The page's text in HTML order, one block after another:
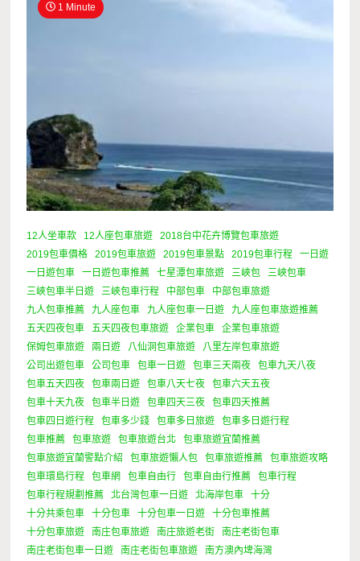
1 Minute
12人坐車款 12人座包車旅遊
2018台中花卉博覽包車旅遊
2019包車價格
2019包車旅遊 2019包車景點 2019包車行程
一日遊
一日遊包車
一日遊包車推薦 七星潭包車旅遊 三峽包
三峽包車
三峽包車半日遊
三峽包車行程 中部包車
中部包車旅遊
九人包車推薦
九人座包車 九人座包車一日遊
九人座包車旅遊推薦
五天四夜包車
五天四夜包車旅遊 企業包車
企業包車旅遊
保姆包車旅遊
兩日遊 八仙洞包車旅遊
八里左岸包車旅遊
公司出遊包車
公司包車 包車一日遊 包車三天兩夜
包車九天八夜
包車五天四夜
包車兩日遊 包車八天七夜
包車六天五夜
包車十天九夜
包車半日遊 包車四天三夜
包車四天推薦
包車四日遊行程
包車多少錢 包車多日旅遊
包車多日遊行程
包車推薦
包車旅遊 包車旅遊台北
包車旅遊宜蘭推薦
包車旅遊宜蘭警點介紹
包車旅遊懶人包 包車旅遊推薦
包車旅遊攻略
包車環島行程
包車網 包車自由行 包車自由行推薦
包車行程
包車行程規劃推薦
北台灣包車一日遊 北海岸包車
十分
十分共乘包車
十分包車 十分包車一日遊
十分包車推薦
十分包車旅遊
南庄包車旅遊 南庄旅遊老街
南庄老街包車
南庄老街包車一日遊
南庄老街包車旅遊
南方澳內埤海灣